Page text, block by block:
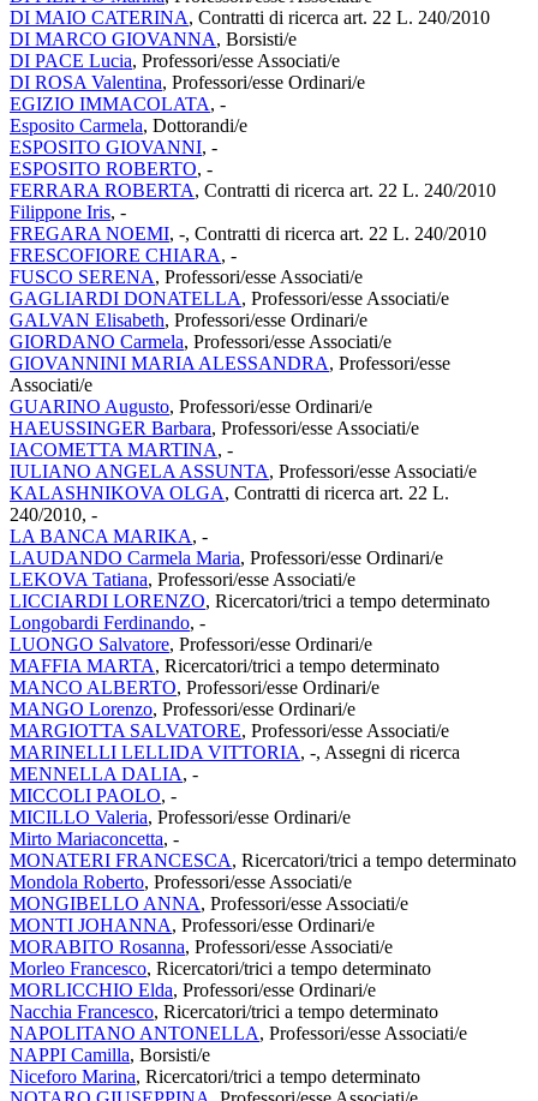
DI MAIO CATERINA, Contratti di ricerca art. 22 L. 240/2010
DI MARCO GIOVANNA, Borsisti/e
DI PACE Lucia, Professori/esse Associati/e
DI ROSA Valentina, Professori/esse Ordinari/e
EGIZIO IMMACOLATA, -
Esposito Carmela, Dottorandi/e
ESPOSITO GIOVANNI, -
ESPOSITO ROBERTO, -
FERRARA ROBERTA, Contratti di ricerca art. 22 L. 240/2010
Filippone Iris, -
FREGARA NOEMI, -, Contratti di ricerca art. 22 L. 240/2010
FRESCOFIORE CHIARA, -
FUSCO SERENA, Professori/esse Associati/e
GAGLIARDI DONATELLA, Professori/esse Associati/e
GALVAN Elisabeth, Professori/esse Ordinari/e
GIORDANO Carmela, Professori/esse Associati/e
GIOVANNINI MARIA ALESSANDRA, Professori/esse
Associati/e
GUARINO Augusto, Professori/esse Ordinari/e
HAEUSSINGER Barbara, Professori/esse Associati/e
IACOMETTA MARTINA, -
IULIANO ANGELA ASSUNTA, Professori/esse Associati/e
KALASHNIKOVA OLGA, Contratti di ricerca art. 22 L.
240/2010, -
LA BANCA MARIKA, -
LAUDANDO Carmela Maria, Professori/esse Ordinari/e
LEKOVA Tatiana, Professori/esse Associati/e
LICCIARDI LORENZO, Ricercatori/trici a tempo determinato
Longobardi Ferdinando, -
LUONGO Salvatore, Professori/esse Ordinari/e
MAFFIA MARTA, Ricercatori/trici a tempo determinato
MANCO ALBERTO, Professori/esse Ordinari/e
MANGO Lorenzo, Professori/esse Ordinari/e
MARGIOTTA SALVATORE, Professori/esse Associati/e
MARINELLI LELLIDA VITTORIA, -, Assegni di ricerca
MENNELLA DALIA, -
MICCOLI PAOLO, -
MICILLO Valeria, Professori/esse Ordinari/e
Mirto Mariaconcetta, -
MONATERI FRANCESCA, Ricercatori/trici a tempo determinato
Mondola Roberto, Professori/esse Associati/e
MONGIBELLO ANNA, Professori/esse Associati/e
MONTI JOHANNA, Professori/esse Ordinari/e
MORABITO Rosanna, Professori/esse Associati/e
Morleo Francesco, Ricercatori/trici a tempo determinato
MORLICCHIO Elda, Professori/esse Ordinari/e
Nacchia Francesco, Ricercatori/trici a tempo determinato
NAPOLITANO ANTONELLA, Professori/esse Associati/e
NAPPI Camilla, Borsisti/e
Niceforo Marina, Ricercatori/trici a tempo determinato